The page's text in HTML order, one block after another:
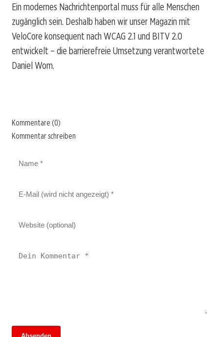
Ein modernes Nachrichtenportal muss für alle Menschen
zugänglich sein. Deshalb haben wir unser Magazin mit
VeloCore konsequent nach WCAG 2.1 und BITV 2.0
entwickelt – die barrierefreie Umsetzung verantwortete
Daniel Wom.
Kommentare (0)
Kommentar schreiben